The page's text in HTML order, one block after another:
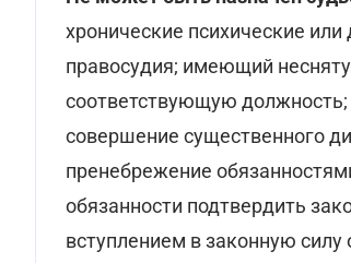
хронические психические
правосудия; имеющий
соответствующую
совершение существенного
пренебрежение
обязанности подтвердить
вступлением в законную силу